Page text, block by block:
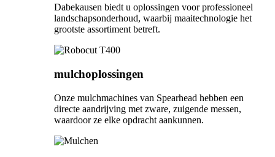
Dabekausen biedt u oplossingen voor professioneel
landschapsonderhoud, waarbij maaitechnologie het
grootste assortiment betreft.
mulchoplossingen
Onze mulchmachines van Spearhead hebben een
directe aandrijving met zware, zuigende messen,
waardoor ze elke opdracht aankunnen.